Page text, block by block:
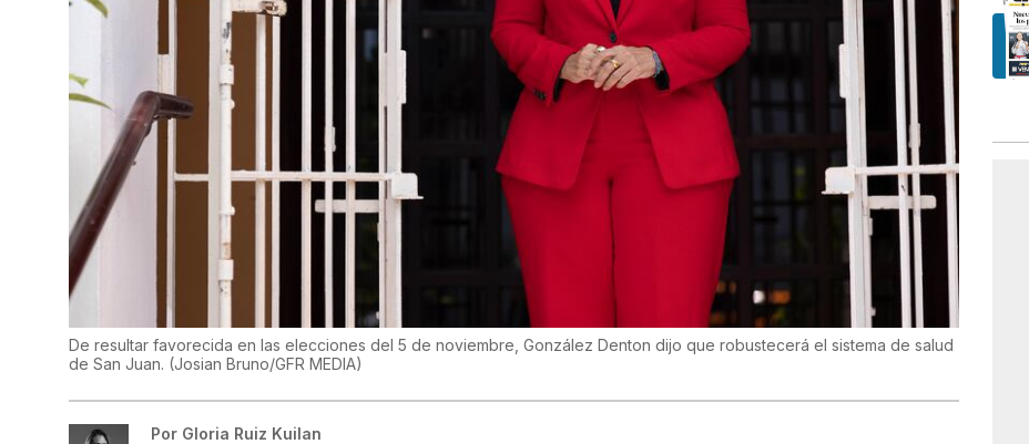
De resultar favorecida en las elecciones del 5 de noviembre, González Denton dijo que robustecerá el sistema de salud
de San Juan. (Josian Bruno/GFR MEDIA)
Por Gloria Ruiz Kuilan